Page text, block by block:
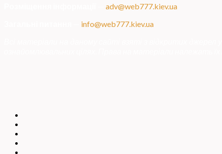
adv@web777.kiev.ua
info@web777.kiev.ua